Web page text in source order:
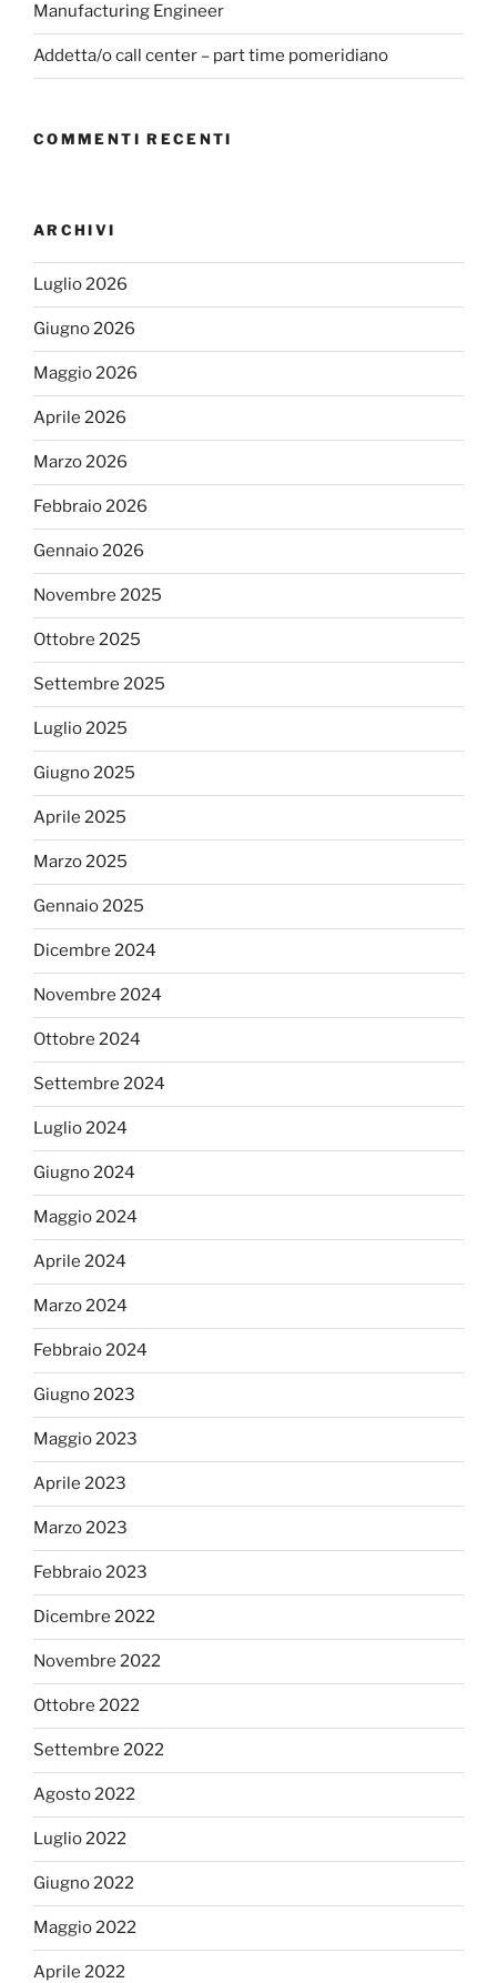
Manufacturing Engineer
Addetta/o call center – part time pomeridiano
COMMENTI RECENTI
ARCHIVI
Luglio 2026
Giugno 2026
Maggio 2026
Aprile 2026
Marzo 2026
Febbraio 2026
Gennaio 2026
Novembre 2025
Ottobre 2025
Settembre 2025
Luglio 2025
Giugno 2025
Aprile 2025
Marzo 2025
Gennaio 2025
Dicembre 2024
Novembre 2024
Ottobre 2024
Settembre 2024
Luglio 2024
Giugno 2024
Maggio 2024
Aprile 2024
Marzo 2024
Febbraio 2024
Giugno 2023
Maggio 2023
Aprile 2023
Marzo 2023
Febbraio 2023
Dicembre 2022
Novembre 2022
Ottobre 2022
Settembre 2022
Agosto 2022
Luglio 2022
Giugno 2022
Maggio 2022
Aprile 2022